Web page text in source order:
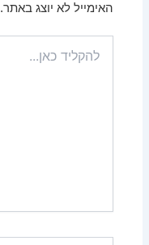
האימייל לא יוצג באתר.
כאן...